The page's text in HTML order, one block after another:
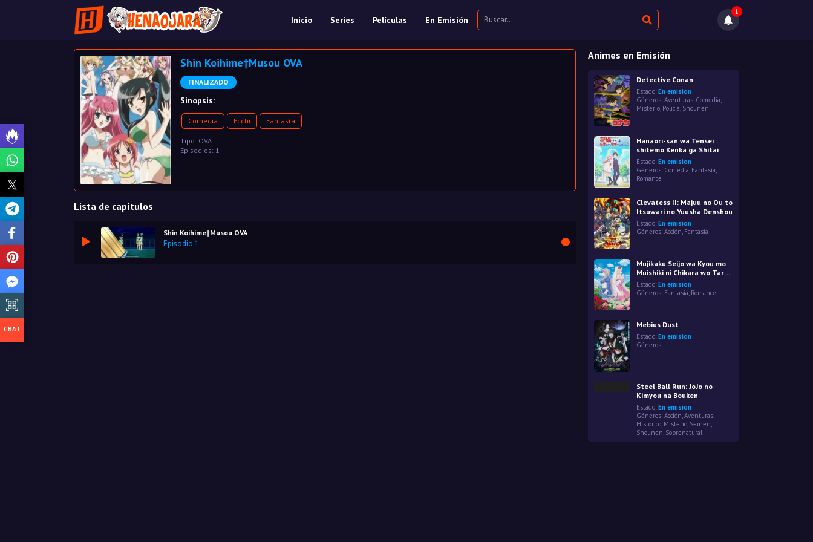
Inicio Series Películas En Emisión
1
Shin Koihime†Musou OVA
FINALIZADO
Sinopsis:
Comedia Ecchi Fantasía
Tipo: OVA
Episodios: 1
Lista de capítulos
Shin Koihime†Musou OVA
Episodio 1
Animes en Emisión
Detective Conan
Estado: En emision
Géneros: Aventuras, Comedia
Misterio, Policía, Shounen
Hanaori-san wa Tensei
shitemo Kenka ga Shitai
Estado: En emision
Géneros: Comedia, Fantasía
Romance
Clevatess II: Majuu no Ou to
Itsuwari no Yuusha Denshou
Estado: En emision
Géneros: Acción Fantasía
Mujikaku Seijo wa Kyou mo
Muishiki ni Chikara wo Tare
Nagasu
Estado: En emision
Géneros: Fantasía, Romance
Mebius Dust
Estado: En emision
Géneros:
Steel Ball Run: JoJo no
Kimyou na Bouken
Estado: En emision
Géneros: Acción Aventuras
Historico Misterio Seinen
Shounen Sobrenatural